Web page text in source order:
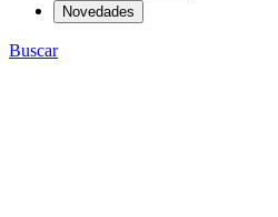
Novedades
Buscar